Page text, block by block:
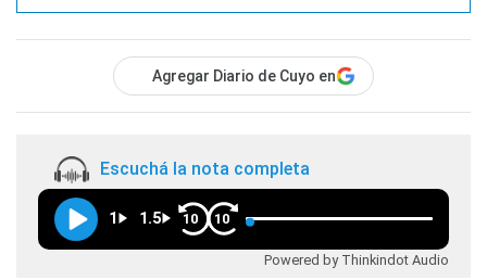
Agregar Diario de Cuyo en
Escuchá la nota completa
1 1.5 10 10
Powered by Thinkindot Audio